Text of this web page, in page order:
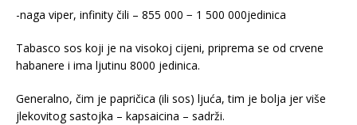
-naga viper, infinity čili – 855 000 − 1 500 000jedinica
Tabasco sos koji je na visokoj cijeni, priprema se od crvene
habanere i ima ljutinu 8000 jedinica.
Generalno, čim je papričica (ili sos) ljuća, tim je bolja jer više
jlekovitog sastojka – kapsaicina – sadrži.